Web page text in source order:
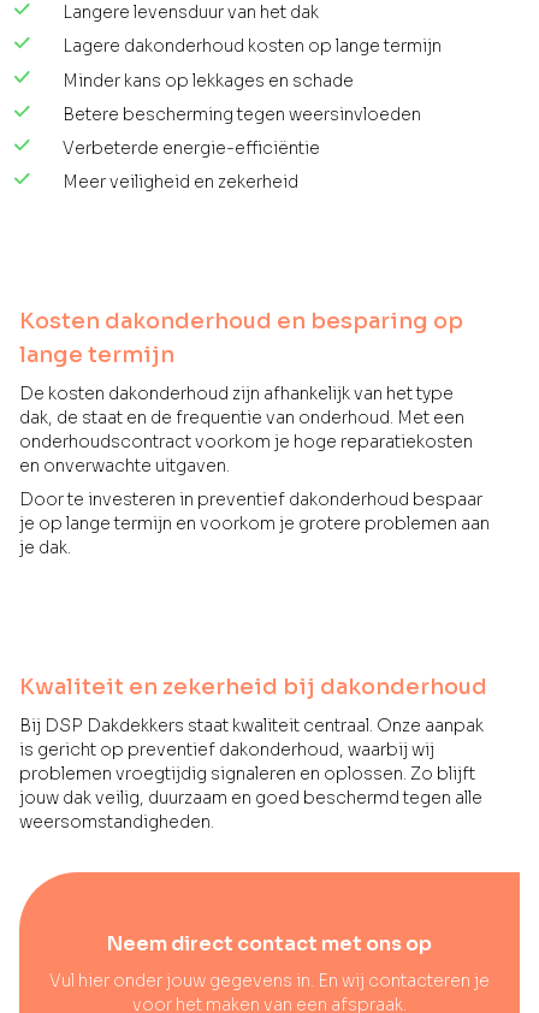
Langere levensduur van het dak
Lagere dakonderhoud kosten op lange termijn
Minder kans op lekkages en schade
Betere bescherming tegen weersinvloeden
Verbeterde energie-efficiëntie
Meer veiligheid en zekerheid
Kosten dakonderhoud en besparing op
lange termijn
De kosten dakonderhoud zijn afhankelijk van het type
dak, de staat en de frequentie van onderhoud. Met een
onderhoudscontract voorkom je hoge reparatiekosten
en onverwachte uitgaven.
Door te investeren in preventief dakonderhoud bespaar
je op lange termijn en voorkom je grotere problemen aan
je dak.
Kwaliteit en zekerheid bij dakonderhoud
Bij DSP Dakdekkers staat kwaliteit centraal. Onze aanpak
is gericht op preventief dakonderhoud, waarbij wij
problemen vroegtijdig signaleren en oplossen. Zo blijft
jouw dak veilig, duurzaam en goed beschermd tegen alle
weersomstandigheden.
Neem direct contact met ons op
Vul hier onder jouw gegevens in. En wij contacteren je
voor het maken van een afspraak.